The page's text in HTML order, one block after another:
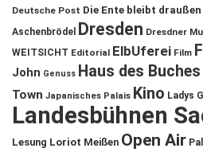
Deutsche Post Die Ente bleibt draußen
Aschenbrödel
Dresden Dresdner
WEITSICHT Editorial ElbUferei Film
John Genuss Haus des Buches
Town Japanisches Palais Kino Ladys
Landesbühnen
Lesung Loriot Meißen Open Air